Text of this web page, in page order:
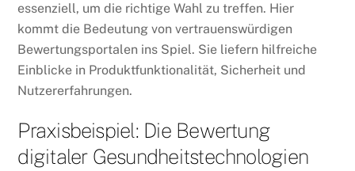
essenziell, um die richtige Wahl zu treffen. Hier
kommt die Bedeutung von vertrauenswürdigen
Bewertungsportalen ins Spiel. Sie liefern hilfreiche
Einblicke in Produktfunktionalität, Sicherheit und
Nutzererfahrungen.
Praxisbeispiel: Die Bewertung
digitaler Gesundheitstechnologien